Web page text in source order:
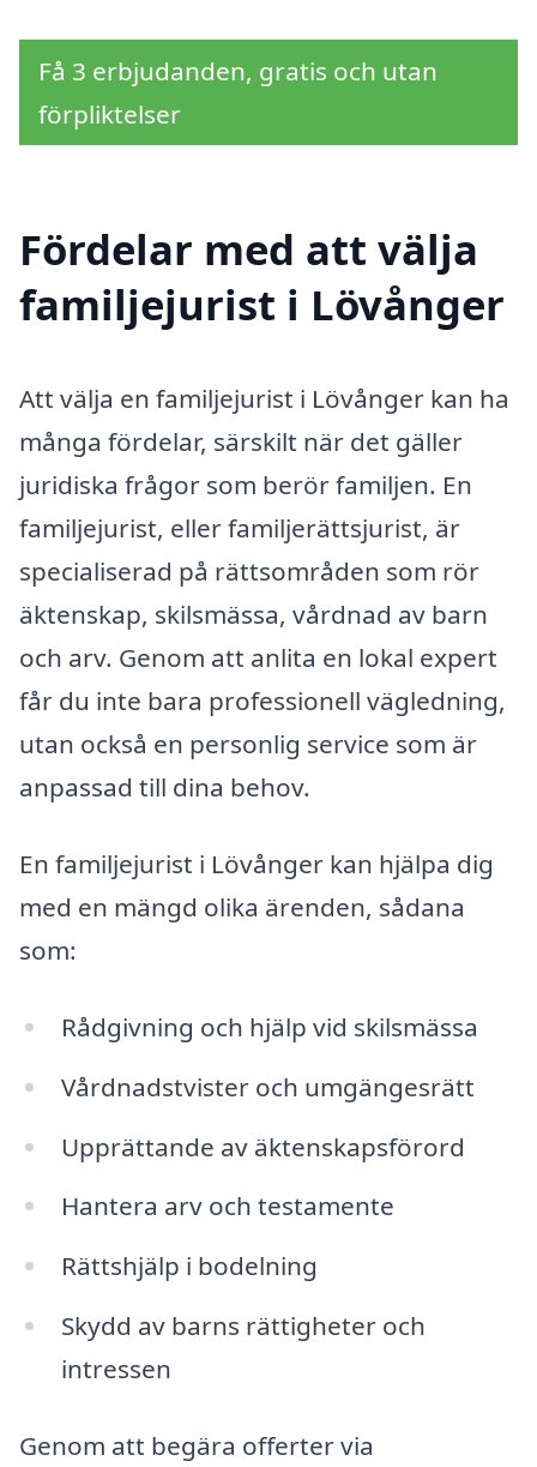
Få 3 erbjudanden, gratis och utan
förpliktelser
Fördelar med att välja
familjejurist i Lövånger
Att välja en familjejurist i Lövånger kan ha
många fördelar, särskilt när det gäller
juridiska frågor som berör familjen. En
familjejurist, eller familjerättsjurist, är
specialiserad på rättsområden som rör
äktenskap, skilsmässa, vårdnad av barn
och arv. Genom att anlita en lokal expert
får du inte bara professionell vägledning,
utan också en personlig service som är
anpassad till dina behov.
En familjejurist i Lövånger kan hjälpa dig
med en mängd olika ärenden, sådana
som:
Rådgivning och hjälp vid skilsmässa
Vårdnadstvister och umgängesrätt
Upprättande av äktenskapsförord
Hantera arv och testamente
Rättshjälp i bodelning
Skydd av barns rättigheter och
intressen
Genom att begära offerter via